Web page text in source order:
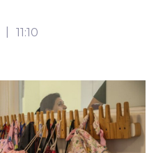
11:10